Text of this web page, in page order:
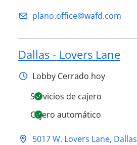
plano.office@​wafd.com
Dallas - Lovers Lane
Lobby Cerrado hoy
Servicios de cajero
Cajero automático
5017 W. Lovers Lane, Dallas